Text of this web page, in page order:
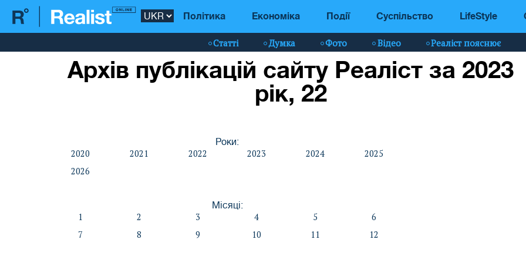
Політика Економіка Події Суспільство LifeStyle
Статті Думка Фото Відео Реаліст пояснює
Архів публікацій сайту Реаліст за 2023
рік, 22
Роки:
2020 2021 2022 2023 2024
2025
2026
Місяці:
1 2 3 4 5
6
7
8 9 10 11 12